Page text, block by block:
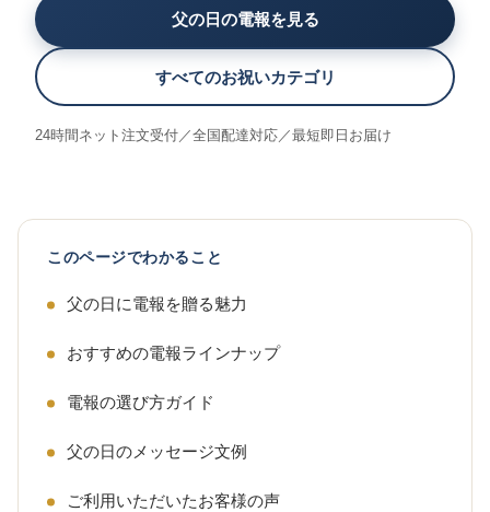
父の日の電報を見る
すべてのお祝いカテゴリ
24時間ネット注文受付／全国配達対応／最短即日お届け
このページでわかること
父の日に電報を贈る魅力
おすすめの電報ラインナップ
電報の選び方ガイド
父の日のメッセージ文例
ご利用いただいたお客様の声